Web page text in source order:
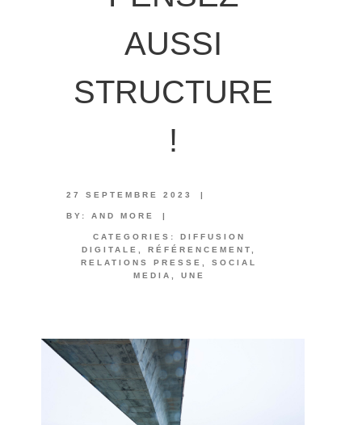
AUSSI
STRUCTURE
!
27 SEPTEMBRE 2023 |
BY: AND MORE |
CATEGORIES: DIFFUSION
DIGITALE
RÉFÉRENCEMENT
RELATIONS PRESSE
SOCIAL
MEDIA
UNE